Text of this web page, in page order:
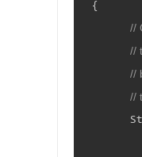
{
//
//
//
//